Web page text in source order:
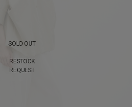
SOLD OUT
RESTOCK
REQUEST